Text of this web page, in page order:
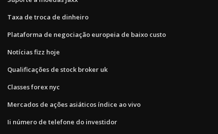
Taxa de troca de dinheiro
Plataforma de negociação europeia de baixo custo
Notícias fizz hoje
Qualificações de stock broker uk
Classes forex nyc
Mercados de ações asiáticos índice ao vivo
Ii número de telefone do investidor